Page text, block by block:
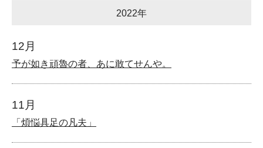
2022年
12月
予が如き頑魯の者、あに敢てせんや。
11月
「煩悩具足の凡夫」